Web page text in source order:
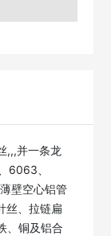
,,,并一条龙
6063、
壁空心铝管
丝、拉链扁
、铜及铝合